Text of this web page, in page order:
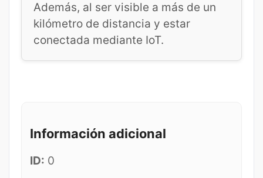
Además, al ser visible a más de un
kilómetro de distancia y estar
conectada mediante IoT.
Información adicional
ID: 0